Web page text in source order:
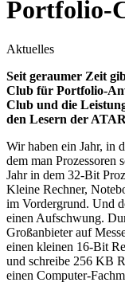
Portfolio-
Aktuelles
Seit geraumer Zeit
Club für Portfolio-
Club und die
den Lesern der
Wir haben ein Jahr, in
dem man Prozessoren
Jahr in dem 32-Bit
Kleine Rechner,
im Vordergrund. Und
einen Aufschwung.
Großanbieter auf
einen kleinen 16-Bit
und schreibe 256 KB
einen Computer-